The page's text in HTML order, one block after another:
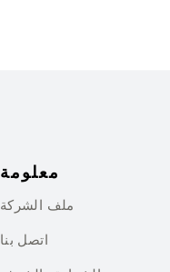
معلومة
ملف الشركة
اتصل بنا